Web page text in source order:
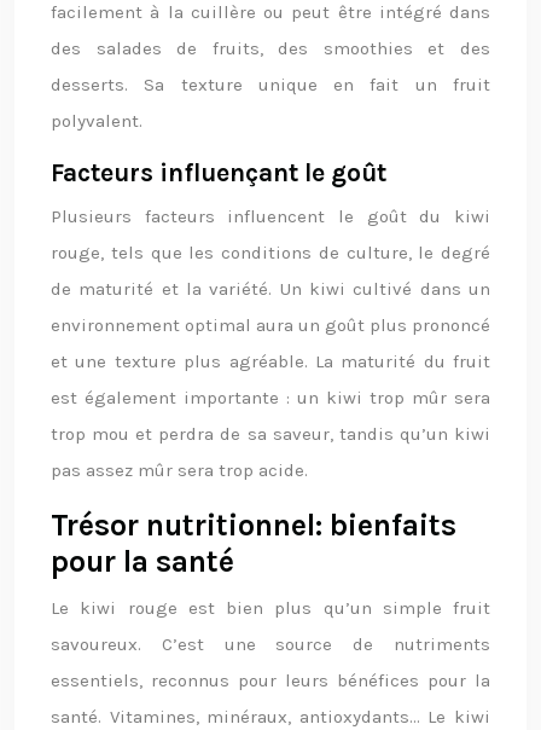
facilement à la cuillère ou peut être intégré dans
des salades de fruits, des smoothies et des
desserts. Sa texture unique en fait un fruit
polyvalent.
Facteurs influençant le goût
Plusieurs facteurs influencent le goût du kiwi
rouge, tels que les conditions de culture, le degré
de maturité et la variété. Un kiwi cultivé dans un
environnement optimal aura un goût plus prononcé
et une texture plus agréable. La maturité du fruit
est également importante : un kiwi trop mûr sera
trop mou et perdra de sa saveur, tandis qu’un kiwi
pas assez mûr sera trop acide.
Trésor nutritionnel: bienfaits
pour la santé
Le kiwi rouge est bien plus qu’un simple fruit
savoureux. C’est une source de nutriments
essentiels, reconnus pour leurs bénéfices pour la
santé. Vitamines, minéraux, antioxydants… Le kiwi